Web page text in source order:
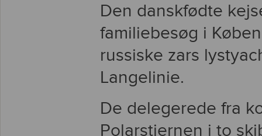
Den danskfødte
familiebesøg i
russiske zars
Langelinie.
De delegerede fra
Polarstjernen i to